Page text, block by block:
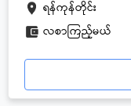
ရန်ကုန်တိုင်း
လစာကြည့်မယ်